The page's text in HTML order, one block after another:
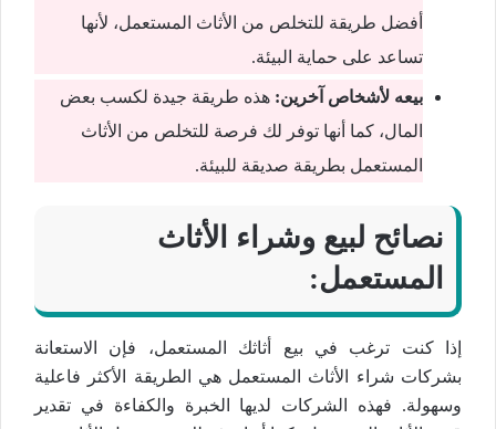
أفضل طريقة للتخلص من الأثاث المستعمل، لأنها
تساعد على حماية البيئة.
بيعه لأشخاص آخرين: هذه طريقة جيدة لكسب بعض
المال، كما أنها توفر لك فرصة للتخلص من الأثاث
المستعمل بطريقة صديقة للبيئة.
نصائح لبيع وشراء الأثاث
المستعمل:
إذا كنت ترغب في بيع أثاثك المستعمل، فإن الاستعانة
بشركات شراء الأثاث المستعمل هي الطريقة الأكثر فاعلية
وسهولة. فهذه الشركات لديها الخبرة والكفاءة في تقدير